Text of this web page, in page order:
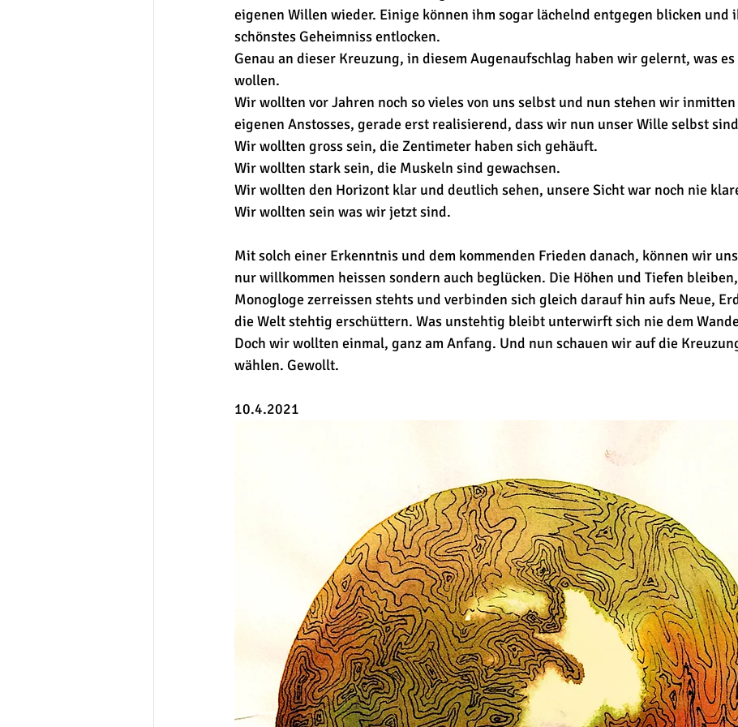
eigenen Willen wieder. Einige können ihm sogar lächelnd entgegen blicken und
schönstes Geheimniss entlocken.
Genau an dieser Kreuzung, in diesem Augenaufschlag haben wir gelernt, was es
wollen.
Wir wollten vor Jahren noch so vieles von uns selbst und nun stehen wir
eigenen Anstosses, gerade erst realisierend, dass wir nun unser Wille selbst
Wir wollten gross sein, die Zentimeter haben sich gehäuft.
Wir wollten stark sein, die Muskeln sind gewachsen.
Wir wollten den Horizont klar und deutlich sehen, unsere Sicht war noch nie
Wir wollten sein was wir jetzt sind.
Mit solch einer Erkenntnis und dem kommenden Frieden danach, können wir
nur willkommen heissen sondern auch beglücken. Die Höhen und Tiefen
Monogloge zerreissen stehts und verbinden sich gleich darauf hin aufs Neue,
die Welt stehtig erschüttern. Was unstehtig bleibt unterwirft sich nie dem
Doch wir wollten einmal, ganz am Anfang. Und nun schauen wir auf die
wählen. Gewollt.
10.4.2021